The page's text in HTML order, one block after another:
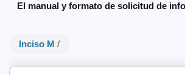
El manual y formato de solicitud de
Inciso M /